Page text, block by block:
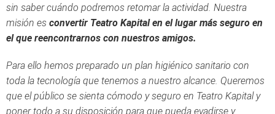
sin saber cuándo podremos retomar la actividad. Nuestra
misión es convertir Teatro Kapital en el lugar más seguro en
el que reencontrarnos con nuestros amigos.
Para ello hemos preparado un plan higiénico sanitario con
toda la tecnología que tenemos a nuestro alcance. Queremos
que el público se sienta cómodo y seguro en Teatro Kapital y
poner todo a su disposición para que pueda evadirse y